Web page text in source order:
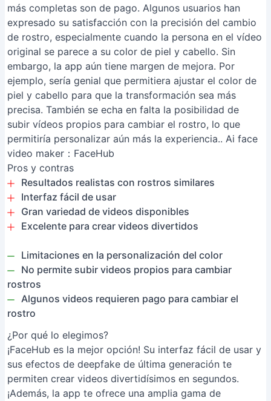
más completas son de pago. Algunos usuarios han
expresado su satisfacción con la precisión del cambio
de rostro, especialmente cuando la persona en el vídeo
original se parece a su color de piel y cabello. Sin
embargo, la app aún tiene margen de mejora. Por
ejemplo, sería genial que permitiera ajustar el color de
piel y cabello para que la transformación sea más
precisa. También se echa en falta la posibilidad de
subir vídeos propios para cambiar el rostro, lo que
permitiría personalizar aún más la experiencia.. Ai face
video maker：FaceHub
Pros y contras
Resultados realistas con rostros similares
Interfaz fácil de usar
Gran variedad de videos disponibles
Excelente para crear videos divertidos
Limitaciones en la personalización del color
No permite subir videos propios para cambiar
rostros
Algunos videos requieren pago para cambiar el
rostro
¿Por qué lo elegimos?
¡FaceHub es la mejor opción! Su interfaz fácil de usar y
sus efectos de deepfake de última generación te
permiten crear videos divertidísimos en segundos.
¡Además, la app te ofrece una amplia gama de